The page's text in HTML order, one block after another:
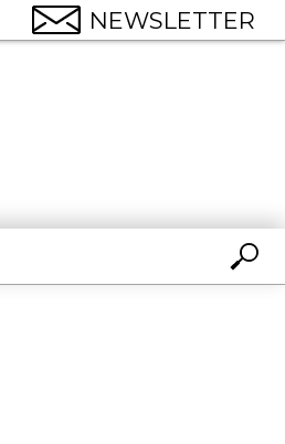
NEWSLETTER